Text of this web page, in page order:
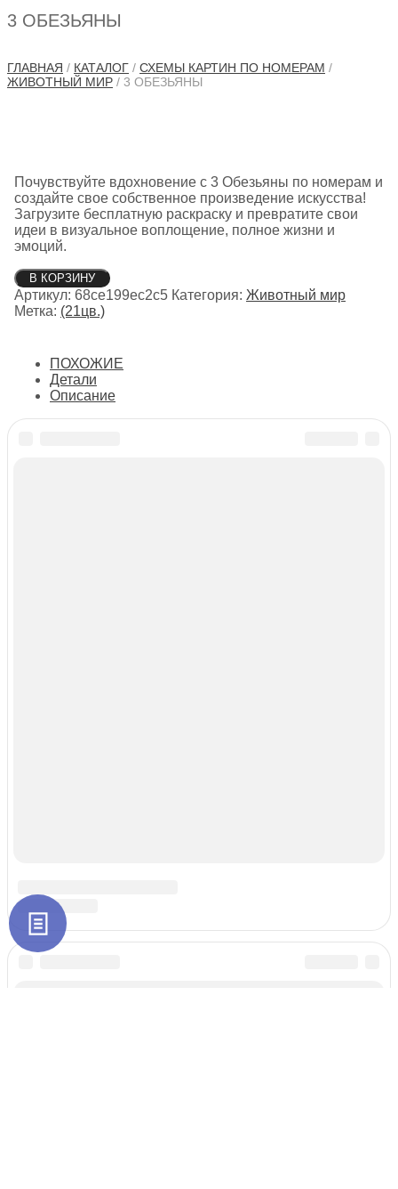
3 ОБЕЗЬЯНЫ
ГЛАВНАЯ / КАТАЛОГ / СХЕМЫ КАРТИН ПО НОМЕРАМ /
ЖИВОТНЫЙ МИР / 3 ОБЕЗЬЯНЫ
Почувствуйте вдохновение с 3 Обезьяны по номерам и
создайте свое собственное произведение искусства!
Загрузите бесплатную раскраску и превратите свои
идеи в визуальное воплощение, полное жизни и
эмоций.
Количество
товара
3
Обезьяны
В КОРЗИНУ
Артикул: 68ce199ec2c5 Категория: Животный мир
Метка: (21цв.)
ПОХОЖИЕ
Детали
Описание